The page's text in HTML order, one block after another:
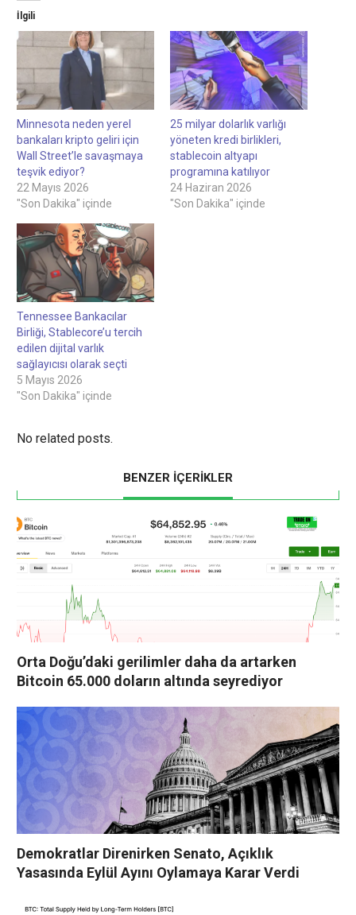
İlgili
Minnesota neden yerel
bankaları kripto geliri için
Wall Street’le savaşmaya
teşvik ediyor?
22 Mayıs 2026
"Son Dakika" içinde
25 milyar dolarlık varlığı
yöneten kredi birlikleri,
stablecoin altyapı
programına katılıyor
24 Haziran 2026
"Son Dakika" içinde
Tennessee Bankacılar
Birliği, Stablecore’u tercih
edilen dijital varlık
sağlayıcısı olarak seçti
5 Mayıs 2026
"Son Dakika" içinde
No related posts.
BENZER İÇERİKLER
Orta Doğu’daki gerilimler daha da artarken
Bitcoin 65.000 doların altında seyrediyor
Demokratlar Direnirken Senato, Açıklık
Yasasında Eylül Ayını Oylamaya Karar Verdi